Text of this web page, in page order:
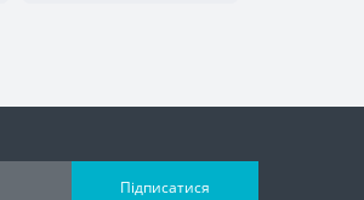
Підписатися